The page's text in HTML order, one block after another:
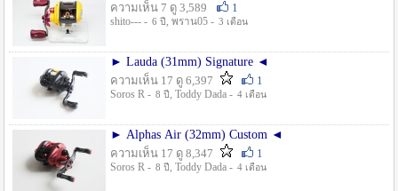
ความเห็น 7 ดู 3,589
1
shito--- - 6 ปี , พราน05 - 3 เดือน
► Lauda (31mm) Signature ◄
ความเห็น 17 ดู 6,397
1
Soros R - 8 ปี , Toddy Dada - 4 เดือน
► Alphas Air (32mm) Custom ◄
ความเห็น 17 ดู 8,347
1
Soros R - 8 ปี , Toddy Dada - 4 เดือน